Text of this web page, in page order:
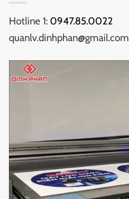
Hotline 1: 0947.85.0022
quanlv.dinhphan@gmail.com